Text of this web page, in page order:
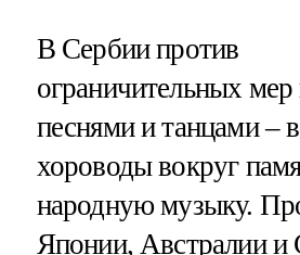
В Сербии против
ограничительных
песнями и танцами –
хороводы вокруг
народную музыку.
Японии, Австралии